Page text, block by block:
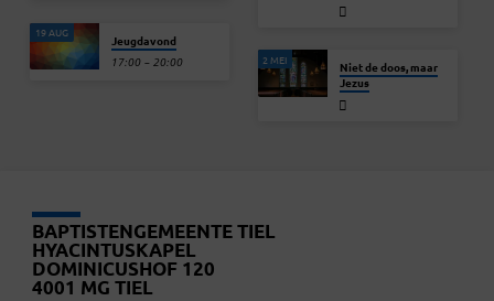
19 AUG Jeugdavond
17:00 – 20:00 2 MEI
Niet de doos, maar
Jezus
BAPTISTENGEMEENTE TIEL
HYACINTUSKAPEL
DOMINICUSHOF 120
4001 MG TIEL